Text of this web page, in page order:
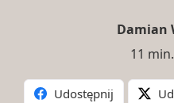
Damian
11
Udostępnij